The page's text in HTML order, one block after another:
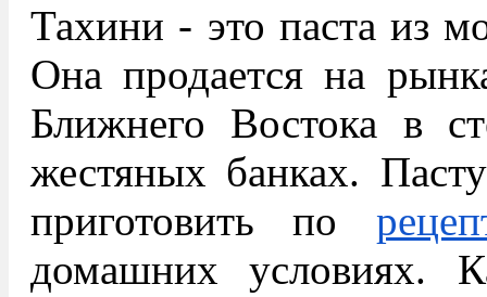
Тахини - это паста из
Она продается на
Ближнего Востока в
жестяных банках.
приготовить по
домашних условиях.